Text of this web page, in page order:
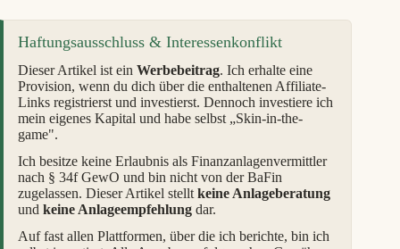
Haftungsausschluss & Interessenkonflikt
Dieser Artikel ist ein Werbebeitrag. Ich erhalte eine
Provision, wenn du dich über die enthaltenen Affiliate-
Links registrierst und investierst. Dennoch investiere ich
mein eigenes Kapital und habe selbst „Skin-in-the-
game".
Ich besitze keine Erlaubnis als Finanzanlagenvermittler
nach § 34f GewO und bin nicht von der BaFin
zugelassen. Dieser Artikel stellt keine Anlageberatung
und keine Anlageempfehlung dar.
Auf fast allen Plattformen, über die ich berichte, bin ich